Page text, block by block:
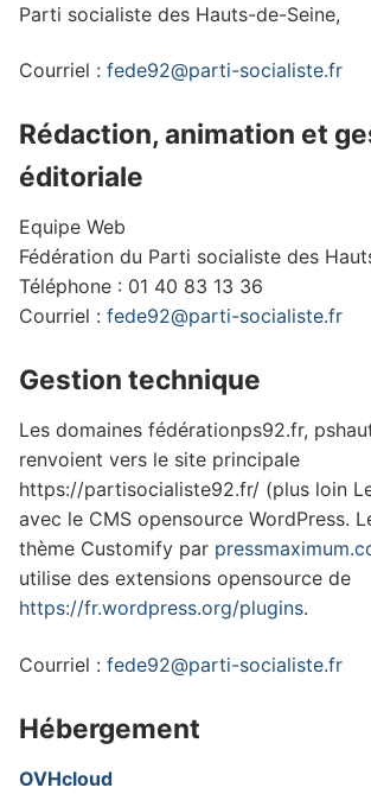
Parti socialiste des Hauts-de-Seine,
Courriel : fede92@parti-socialiste.fr
Rédaction, animation et
éditoriale
Equipe Web
Fédération du Parti socialiste des
Téléphone : 01 40 83 13 36
Courriel : fede92@parti-socialiste.fr
Gestion technique
Les domaines fédérationps92.fr,
renvoient vers le site principale
https://partisocialiste92.fr/ (plus loin
avec le CMS opensource WordPress.
thème Customify par
utilise des extensions opensource de
https://fr.wordpress.org/plugins.
Courriel : fede92@parti-socialiste.fr
Hébergement
OVHcloud